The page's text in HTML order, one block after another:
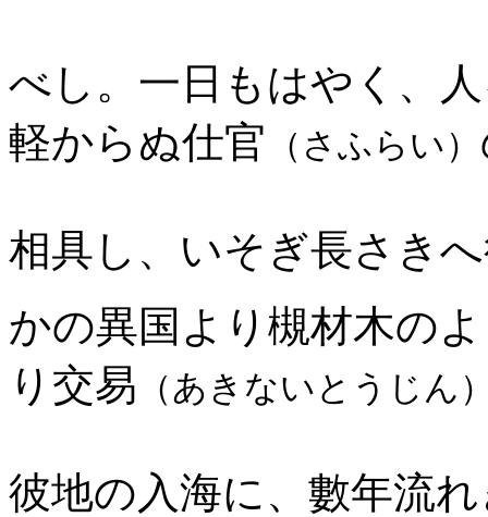
べし。一日もはやく、
軽からぬ仕官 （さふらい）
相具し、いそぎ長さき
かの異国より槻材木の
り交易 （あきないとうじん
彼地の入海に、數年流